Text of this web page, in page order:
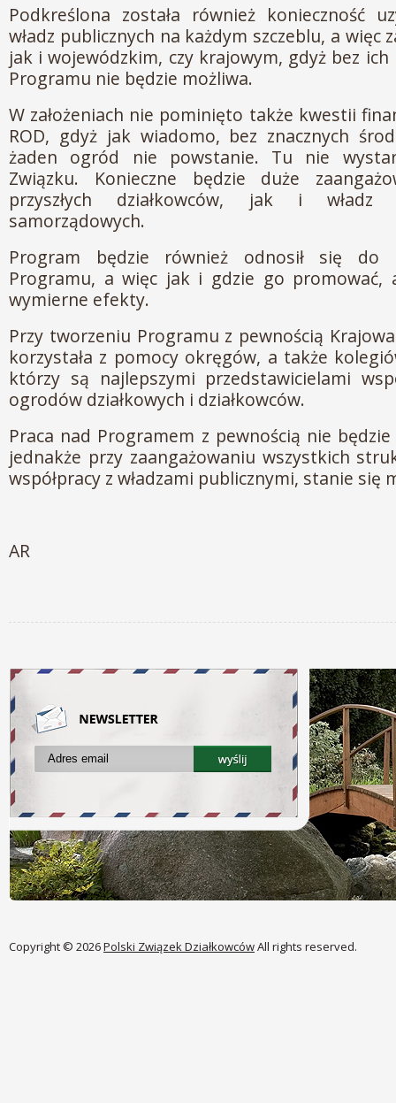
Podkreślona została również konieczność
władz publicznych na każdym szczeblu, a więc
jak i wojewódzkim, czy krajowym, gdyż bez ich
Programu nie będzie możliwa.
W założeniach nie pominięto także kwestii
ROD, gdyż jak wiadomo, bez znacznych
żaden ogród nie powstanie. Tu nie
Związku. Konieczne będzie duże
przyszłych działkowców, jak i władz
samorządowych.
Program będzie również odnosił się do
Programu, a więc jak i gdzie go promować,
wymierne efekty.
Przy tworzeniu Programu z pewnością
korzystała z pomocy okręgów, a także
którzy są najlepszymi przedstawicielami
ogrodów działkowych i działkowców.
Praca nad Programem z pewnością nie
jednakże przy zaangażowaniu wszystkich
współpracy z władzami publicznymi, stanie się
AR
Copyright © 2026Polski Związek DziałkowcówAll rights reserved.